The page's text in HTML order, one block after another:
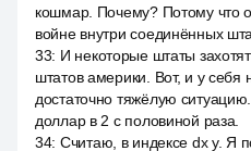
кошмар. Почему? Потому что
войне внутри соединённых
33: И некоторые штаты
штатов америки. Вот, и у себя
достаточно тяжёлую
доллар в 2 с половиной раза.
34: Считаю, в индексе dx y. Я